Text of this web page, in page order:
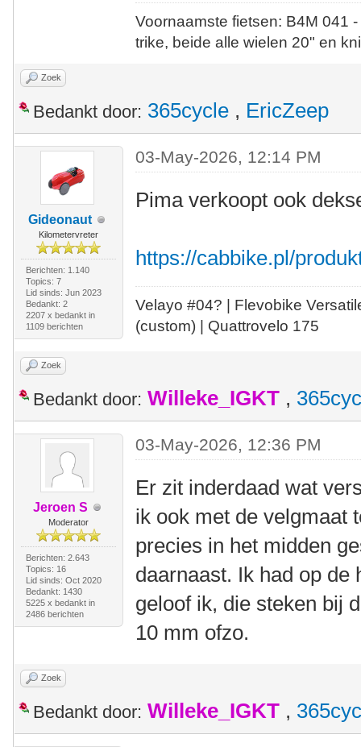
Voornaamste fietsen: B4M
trike, beide alle wielen 20" en
Zoek
Bedankt door: 365cycle , EricZeep
Gideonaut
Kilometervreter
Berichten: 1.140
Topics: 7
Lid sinds: Jun 2023
Bedankt: 2
2207 x bedankt in
1109 berichten
03-May-2026, 12:14 PM
Pima verkoopt ook
https://cabbike.pl/
Velayo #04? | Flevobike
(custom) | Quattrovelo 175
Zoek
Bedankt door: Willeke_IGKT ,
Jeroen S
Moderator
Berichten: 2.643
Topics: 16
Lid sinds: Oct 2020
Bedankt: 1430
5225 x bedankt in
2486 berichten
03-May-2026, 12:36 PM
Er zit inderdaad wat
ik ook met de velgmaat
precies in het midden
daarnaast. Ik had op de
geloof ik, die steken bij
10 mm ofzo.
Zoek
Bedankt door: Willeke_IGKT ,